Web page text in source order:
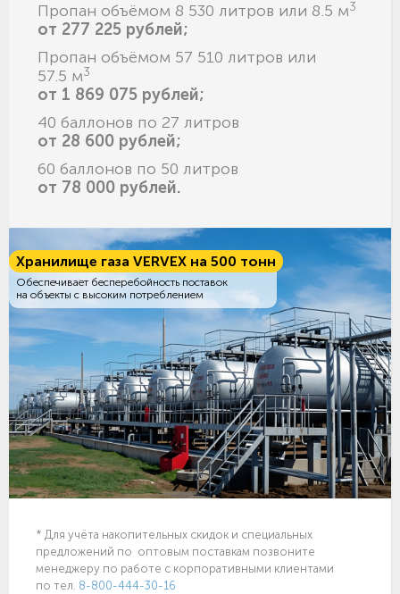
Пропан объёмом 8 530 литров или 8.5 м3
от 277 225 рублей;
Пропан объёмом 57 510 литров или
57.5 м3
от 1 869 075 рублей;
40 баллонов по 27 литров
от 28 600 рублей;
60 баллонов по 50 литров
от 78 000 рублей.
Хранилище газа VERVEX на 500 тонн
Обеспечивает бесперебойность поставок
на объекты с высоким потреблением
* Для учёта накопительных скидок и специальных
предложений по оптовым поставкам позвоните
менеджеру по работе с корпоративными клиентами
по тел. 8-800-444-30-16